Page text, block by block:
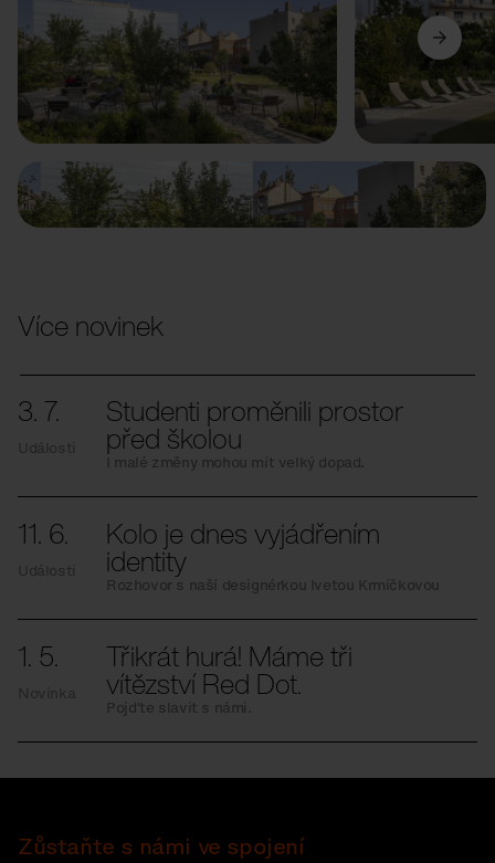
Předchozí Další
Více novinek
3. 7.
Události
Studenti proměnili prostor
před školou
I malé změny mohou mít velký dopad.
11. 6.
Události
Kolo je dnes vyjádřením
identity
Rozhovor s naší designérkou Ivetou Krmíčkovou
1. 5.
Novinka
Třikrát hurá! Máme tři
vítězství Red Dot.
Pojďte slavit s námi.
Zůstaňte s námi ve spojení